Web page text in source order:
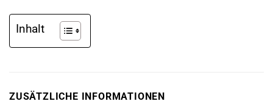
Inhalt
ZUSÄTZLICHE INFORMATIONEN